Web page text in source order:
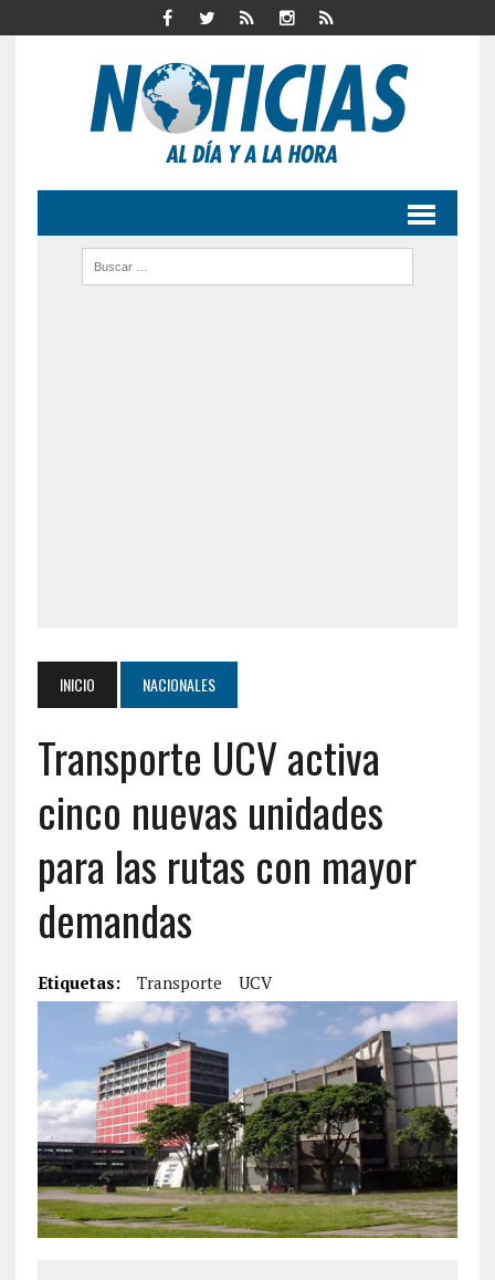
INICIO NACIONALES
Transporte UCV activa
cinco nuevas unidades
para las rutas con mayor
demandas
Etiquetas: Transporte UCV